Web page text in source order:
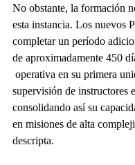
No obstante, la formación
esta instancia. Los nuevos
completar un período
de aproximadamente 450
operativa en su primera
supervisión de instructores
consolidando así su
en misiones de alta
descripta.